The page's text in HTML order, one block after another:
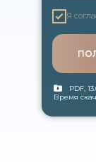
Время
PDF,
Я